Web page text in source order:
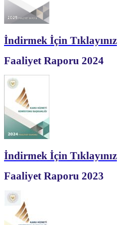
İndirmek İçin Tıklayınız
Faaliyet Raporu 2024
İndirmek İçin Tıklayınız
Faaliyet Raporu 2023